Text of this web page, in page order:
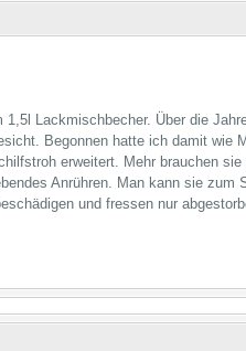
1,5l Lackmischbecher. Über die
Begonnen hatte ich damit wie
erweitert. Mehr brauchen
Anrühren. Man kann sie
und fressen nur